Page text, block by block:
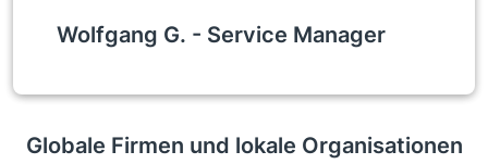
Wolfgang G. - Service Manager
Globale Firmen und lokale Organisationen